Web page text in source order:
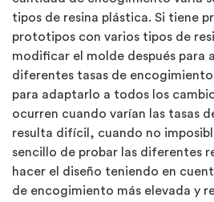
tipos de resina plástica. Si tiene
prototipos con varios tipos de
modificar el molde después para
diferentes tasas de
para adaptarlo a todos los
ocurren cuando varían las tasas
resulta difícil, cuando no
sencillo de probar las diferentes
hacer el diseño teniendo en
de encogimiento más elevada y